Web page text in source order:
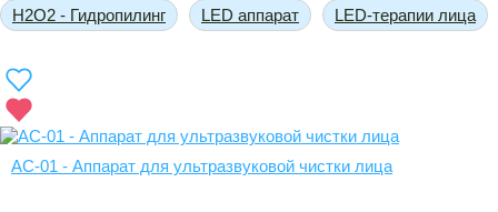
H2O2 - Гидропилинг
LED аппарат LED-терапии лица
AC-01 - Аппарат для ультразвуковой чистки лица